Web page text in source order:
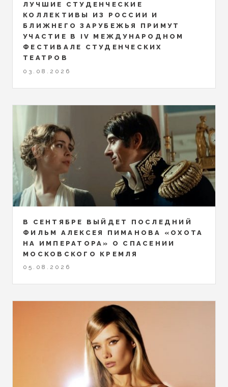
ЛУЧШИЕ СТУДЕНЧЕСКИЕ
КОЛЛЕКТИВЫ ИЗ РОССИИ И
БЛИЖНЕГО ЗАРУБЕЖЬЯ ПРИМУТ
УЧАСТИЕ В IV МЕЖДУНАРОДНОМ
ФЕСТИВАЛЕ СТУДЕНЧЕСКИХ
ТЕАТРОВ
03.08.2026
В СЕНТЯБРЕ ВЫЙДЕТ ПОСЛЕДНИЙ
ФИЛЬМ АЛЕКСЕЯ ПИМАНОВА «ОХОТА
НА ИМПЕРАТОРА» О СПАСЕНИИ
МОСКОВСКОГО КРЕМЛЯ
05.08.2026